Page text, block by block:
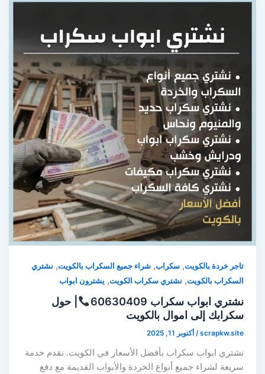
تاجر خردة بالكويت, سكراب, شراء جميع السكراب بالكويت, نشتري
السكراب بالكويت, نشتري سكراب الكويت, يشترون ابواب
نشتري ابواب سكراب 60630409
| حول
سكرابك إلى اموال بالكويت
scrapkw.site
/ أكتوبر 11, 2025
نشتري ابواب سكراب بأفضل الأسعار في الكويت. نقدم خدمة
سريعة لشراء جميع أنواع الخردة والأبواب القديمة مع دفع